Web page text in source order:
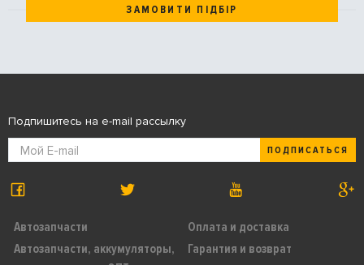
ЗАМОВИТИ ПІДБІР
Автозапчасти
Автозапчасти, аккумуляторы,
Оплата и доставка
Гарантия и возврат
Подпишитесь на e-mail рассылку
ПОДПИСАТЬСЯ